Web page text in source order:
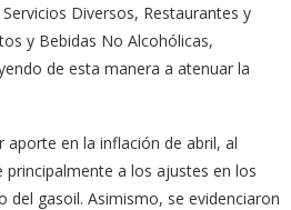
Diversos, Restaurantes y
y Bebidas No Alcohólicas,
de esta manera a atenuar la
aporte en la inflación de abril, al
principalmente a los ajustes en los
gasoil. Asimismo, se evidenciaron